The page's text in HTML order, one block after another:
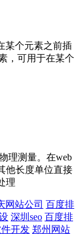
某个元素之前插
，可用于在某个
理测量。在web
他长度单位直接
理
网站公司 百度排
深圳seo 百度排
开发 郑州网站